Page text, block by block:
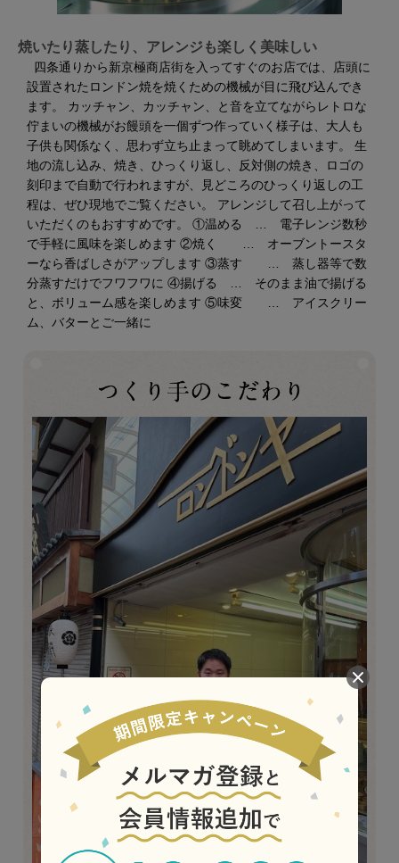
焼いたり蒸したり、アレンジも楽しく美味しい
四条通りから新京極商店街を入ってすぐのお店では、店頭に
設置されたロンドン焼を焼くための機械が目に飛び込んでき
ます。 カッチャン、カッチャン、と音を立てながらレトロな
佇まいの機械がお饅頭を一個ずつ作っていく様子は、大人も
子供も関係なく、思わず立ち止まって眺めてしまいます。 生
地の流し込み、焼き、ひっくり返し、反対側の焼き、ロゴの
刻印まで自動で行われますが、見どころのひっくり返しの工
程は、ぜひ現地でご覧ください。 アレンジして召し上がって
いただくのもおすすめです。 ①温める … 電子レンジ数秒
で手軽に風味を楽しめます ②焼く … オーブントースタ
ーなら香ばしさがアップします ③蒸す … 蒸し器等で数
分蒸すだけでフワフワに ④揚げる … そのまま油で揚げる
と、ボリューム感を楽しめます ⑤味変 … アイスクリー
ム、バターとご一緒に